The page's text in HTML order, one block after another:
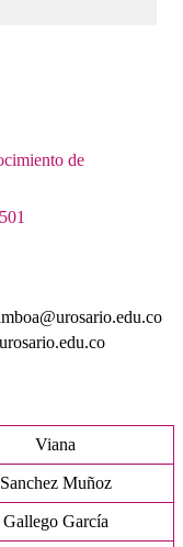
de
Viana
Sanchez Muñoz
Gallego García